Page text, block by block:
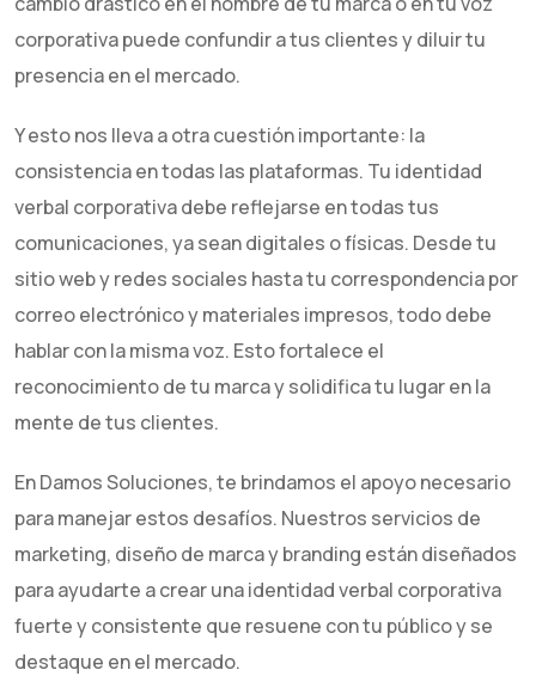
corporativa puede confundir a tus clientes y diluir tu
presencia en el mercado.
Y esto nos lleva a otra cuestión importante: la
consistencia en todas las plataformas. Tu identidad
verbal corporativa debe reflejarse en todas tus
comunicaciones, ya sean digitales o físicas. Desde tu
sitio web y redes sociales hasta tu correspondencia por
correo electrónico y materiales impresos, todo debe
hablar con la misma voz. Esto fortalece el
reconocimiento de tu marca y solidifica tu lugar en la
mente de tus clientes.
En Damos Soluciones, te brindamos el apoyo necesario
para manejar estos desafíos. Nuestros servicios de
marketing, diseño de marca y branding están diseñados
para ayudarte a crear una identidad verbal corporativa
fuerte y consistente que resuene con tu público y se
destaque en el mercado.